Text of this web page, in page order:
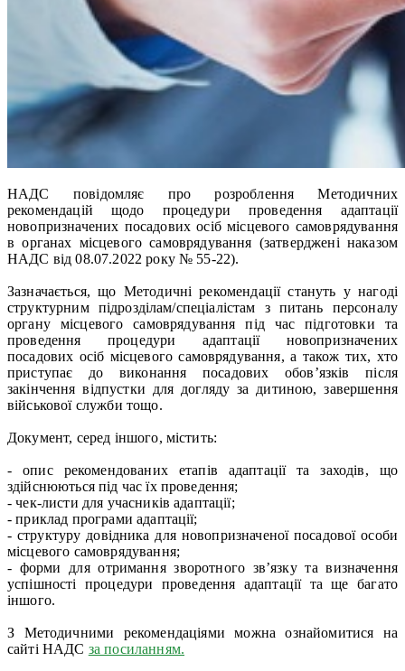
НАДС повідомляє про розроблення Методичних
рекомендацій щодо процедури проведення адаптації
новопризначених посадових осіб місцевого самоврядування
в органах місцевого самоврядування (затверджені наказом
НАДС від 08.07.2022 року № 55-22).
Зазначається, що Методичні рекомендації стануть у нагоді
структурним підрозділам/спеціалістам з питань персоналу
органу місцевого самоврядування під час підготовки та
проведення процедури адаптації новопризначених
посадових осіб місцевого самоврядування, а також тих, хто
приступає до виконання посадових обов’язків після
закінчення відпустки для догляду за дитиною, завершення
військової служби тощо.
Документ, серед іншого, містить:
- опис рекомендованих етапів адаптації та заходів, що
здійснюються під час їх проведення;
- чек-листи для учасників адаптації;
- приклад програми адаптації;
- структуру довідника для новопризначеної посадової особи
місцевого самоврядування;
- форми для отримання зворотного зв’язку та визначення
успішності процедури проведення адаптації та ще багато
іншого.
З Методичними рекомендаціями можна ознайомитися на
сайті НАДС за посиланням.